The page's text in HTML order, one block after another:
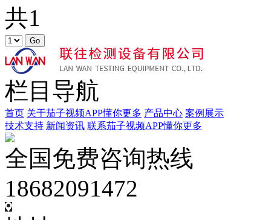
共1
栏目导航
首页 关于茄子视频APP懂你更多 产品中心 案例展示
技术支持 新闻资讯 联系茄子视频APP懂你更多
全国免费咨询热线
18682091472